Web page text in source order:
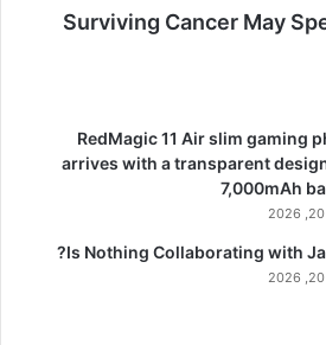
Surviving Cancer May
RedMagic 11 Air slim gaming
arrives with a transparent
7,000mAh
Is Nothing Collaborating with